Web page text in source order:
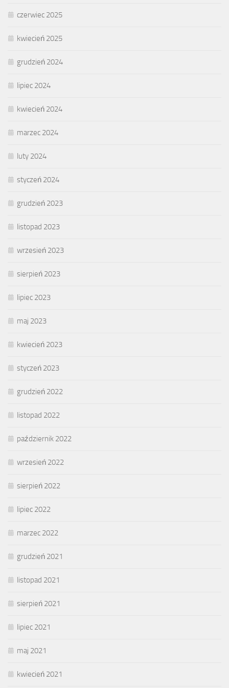
czerwiec 2025
kwiecień 2025
grudzień 2024
lipiec 2024
kwiecień 2024
marzec 2024
luty 2024
styczeń 2024
grudzień 2023
listopad 2023
wrzesień 2023
sierpień 2023
lipiec 2023
maj 2023
kwiecień 2023
styczeń 2023
grudzień 2022
listopad 2022
październik 2022
wrzesień 2022
sierpień 2022
lipiec 2022
marzec 2022
grudzień 2021
listopad 2021
sierpień 2021
lipiec 2021
maj 2021
kwiecień 2021